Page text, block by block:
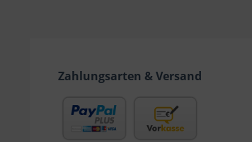
Zahlungsarten & Versand